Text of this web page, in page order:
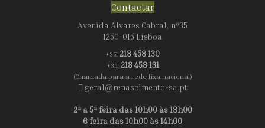
Contactar
Avenida Alvares Cabral, nº35
1250-015 Lisboa
+351 218 458 130
+351 218 458 131
(Chamada para a rede fixa nacional)
geral@renascimento-sa.pt
2ª a 5ª feira das 10h00 às 18h00
6 feira das 10h00 às 14h00